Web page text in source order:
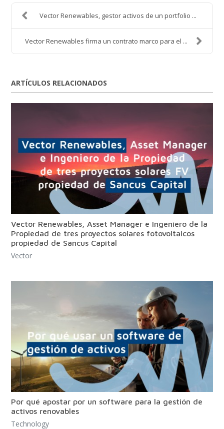
Vector Renewables, gestor activos de un portfolio ...
Vector Renewables firma un contrato marco para el ...
ARTÍCULOS RELACIONADOS
Vector Renewables, Asset Manager e Ingeniero de la
Propiedad de tres proyectos solares fotovoltaicos
propiedad de Sancus Capital
Vector
Por qué apostar por un software para la gestión de
activos renovables
Technology